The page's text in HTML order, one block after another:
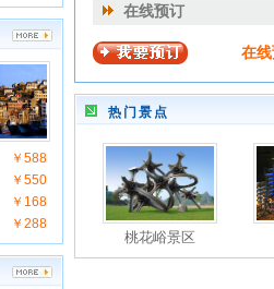
￥588
￥550
￥168
￥288
在线预订
在
热门景点
桃花峪景区